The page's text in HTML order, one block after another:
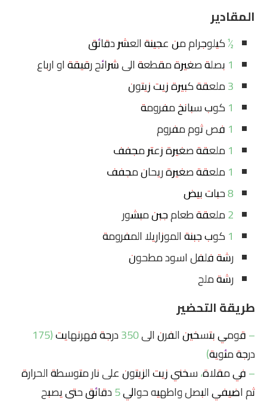
المقادير
½ كيلوجرام من عجينة العشر دقائق
1 بصلة صغيرة مقطعة الى شرائح رقيقة او ارباع
3 ملعقة كبيرة زيت زيتون
1 كوب سبانخ مفرومة
1 فص ثوم مفروم
1 ملعقة صغيرة زعتر مجفف
1 ملعقة صغيرة ريحان مجفف
8 حبات بيض
2 ملعقة طعام جبن مبشور
1 كوب جبنة الموزاريلا المفرومة
رشة فلفل اسود مطحون
رشة ملح
طريقة التحضير
– قومي بتسخين الفرن الى 350 درجة فهرنهايت (175
درجة مئوية)
– في مقلاة، سخني زيت الزيتون على نار متوسطة الحرارة
ثم اضيفي البصل واطهيه حوالي 5 دقائق حتى يصبح